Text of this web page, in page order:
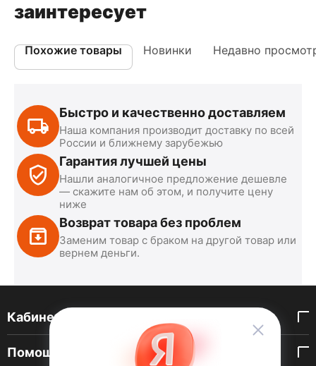
заинтересует
Похожие товары Новинки Недавно
Быстро и качественно доставляем
Наша компания производит доставку по всей
России и ближнему зарубежью
Гарантия лучшей цены
Нашли аналогичное предложение дешевле
— скажите нам об этом, и получите цену
ниже
Возврат товара без проблем
Заменим товар с браком на другой товар или
вернем деньги.
Кабинет покупателя
Помощь покупателю